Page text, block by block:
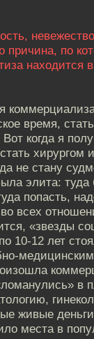
причина, по
находится
время,
когда я
хирургом
не стану
элита:
попасть,
всех
«звезды
10-12 лет
в
живые
места в